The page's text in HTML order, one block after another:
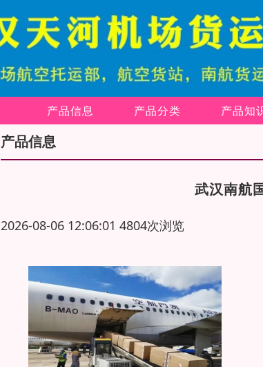
产品信息 产品分类 产品知
产品信息
武汉南航
2026-08-06 12:06:01 4804次浏览